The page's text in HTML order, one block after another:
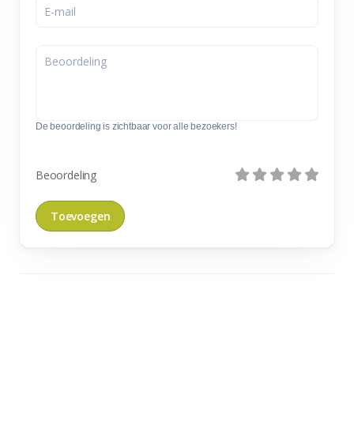
De beoordeling is zichtbaar voor alle bezoekers!
Beoordeling